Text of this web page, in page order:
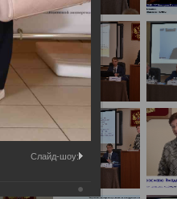
участием
Слайд-шоу: